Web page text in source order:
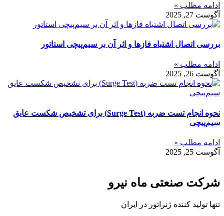
ادامه مطلب »
آگوست 27, 2025
بررسی اتصال اشتباه فازها و اثر آن بر سیم‌پیچی استاتور
ادامه مطلب »
آگوست 26, 2025
نحوه انجام تست ضربه (Surge Test) برای تشخیص شکست عایق
سیم‌پیچی
ادامه مطلب »
آگوست 25, 2025
شرکت صنعتی ماه نیرو
تنها تولید کننده ژنراتور در ایران